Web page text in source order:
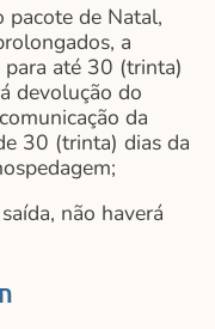
pacote de Natal,
a
até 30 (trinta)
devolução do
da
30 (trinta) dias da
não haverá